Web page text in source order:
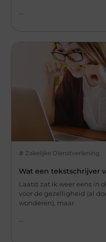
Zakelijke Dienstverlening
Wat een tekstschrijver
Laatst zat ik weer eens in
voor de gezelligheid (al
wonderen), maar